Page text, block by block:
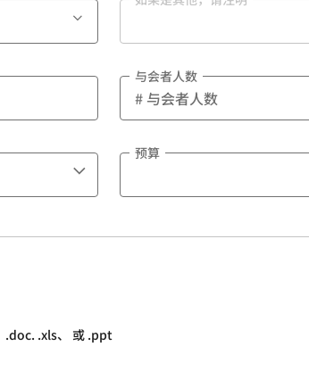
与会者人数
预算
.doc. .xls、 或 .ppt